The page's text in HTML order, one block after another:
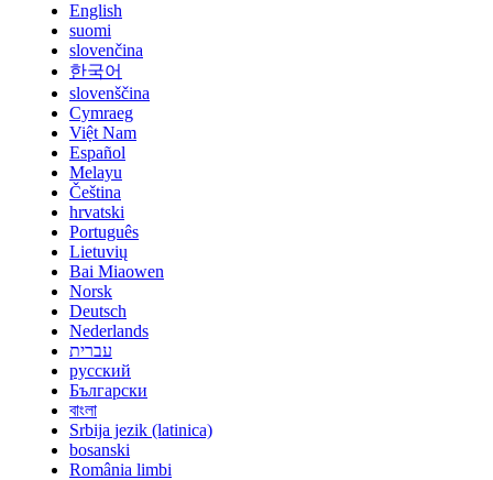
English
suomi
slovenčina
한국어
slovenščina
Cymraeg
Việt Nam
Español
Melayu
Čeština
hrvatski
Português
Lietuvių
Bai Miaowen
Norsk
Deutsch
Nederlands
עברית
русский
Български
বাংলা
Srbija jezik (latinica)
bosanski
România limbi